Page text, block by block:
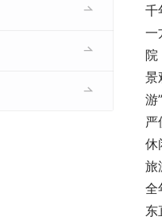
千
一
院
景
游
严
休
旅
全
东